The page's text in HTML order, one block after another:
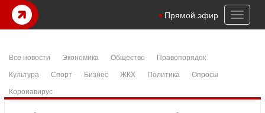
Toggle
Прямой эфир
Все новости Экономика Общество
Правопорядок
Культура
Спорт Бизнес ЖКХ Политика
Опросы
Коронавирус